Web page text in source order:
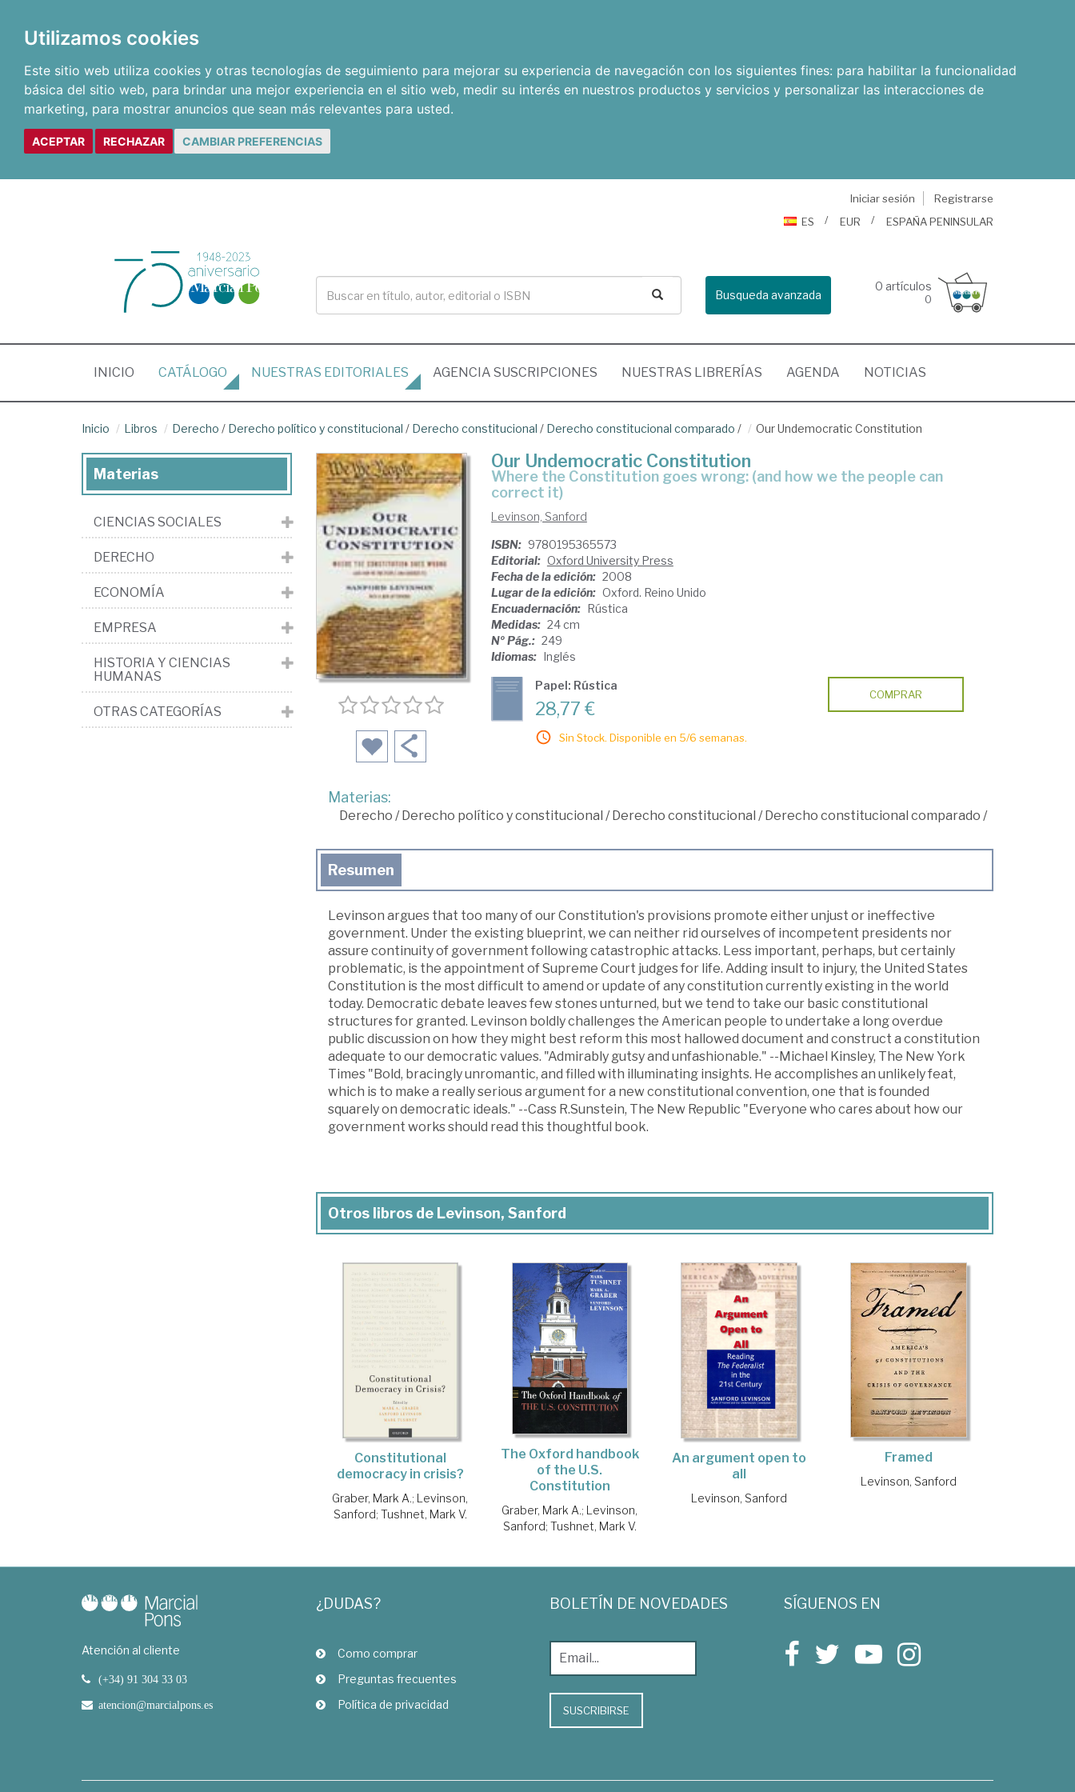
Utilizamos cookies
Este sitio web utiliza cookies y otras tecnologías de seguimiento para mejorar su experiencia de navegación con los siguientes fines: para habilitar la funcionalidad
básica del sitio web, para brindar una mejor experiencia en el sitio web, medir su interés en nuestros productos y servicios y personalizar las interacciones de
marketing, para mostrar anuncios que sean más relevantes para usted.
ACEPTAR RECHAZAR CAMBIAR PREFERENCIAS
Iniciar sesión
Registrarse
ES
EUR ESPAÑA PENINSULAR
Busqueda avanzada
0 artículos
0
INICIO (CURRENT)
CATÁLOGO NUESTRAS EDITORIALES AGENCIA SUSCRIPCIONES NUESTRAS LIBRERÍAS AGENDA NOTICIAS
Inicio Libros Derecho / Derecho político y constitucional / Derecho constitucional / Derecho constitucional comparado / Our Undemocratic Constitution
Our Undemocratic Constitution
where the Constitution goes wrong: (and how we the people can
correct it)
Levinson, Sanford
ISBN: 9780195365573
Editorial: Oxford University Press
Fecha de la edición: 2008
Lugar de la edición: Oxford. Reino Unido
Encuadernación: Rústica
Medidas: 24 cm
Nº Pág.: 249
Idiomas: Inglés
Papel: Rústica
28,77 €
Sin Stock. Disponible en 5/6 semanas.
COMPRAR
Materias:
Derecho /Derecho político y constitucional /Derecho constitucional /Derecho constitucional comparado /
Resumen
Levinson argues that too many of our Constitution's provisions promote either unjust or ineffective
government. Under the existing blueprint, we can neither rid ourselves of incompetent presidents nor
assure continuity of government following catastrophic attacks. Less important, perhaps, but certainly
problematic, is the appointment of Supreme Court judges for life. Adding insult to injury, the United States
Constitution is the most difficult to amend or update of any constitution currently existing in the world
today. Democratic debate leaves few stones unturned, but we tend to take our basic constitutional
structures for granted. Levinson boldly challenges the American people to undertake a long overdue
public discussion on how they might best reform this most hallowed document and construct a constitution
adequate to our democratic values. "Admirably gutsy and unfashionable." --Michael Kinsley, The New York
Times "Bold, bracingly unromantic, and filled with illuminating insights. He accomplishes an unlikely feat,
which is to make a really serious argument for a new constitutional convention, one that is founded
squarely on democratic ideals." --Cass R.Sunstein, The New Republic "Everyone who cares about how our
government works should read this thoughtful book.
Otros libros de Levinson, Sanford
Constitutional
democracy in crisis?
Graber, Mark A.; Levinson,
Sanford; Tushnet, Mark V.
The Oxford handbook
of the U.S.
Constitution
Graber, Mark A.; Levinson,
Sanford; Tushnet, Mark V.
An argument open to
all
Levinson, Sanford
Framed
Levinson, Sanford
Materias
CIENCIAS SOCIALES
DERECHO
ECONOMÍA
EMPRESA
HISTORIA Y CIENCIAS
HUMANAS
OTRAS CATEGORÍAS
Atención al cliente
(+34) 91 304 33 03
atencion@marcialpons.es
¿DUDAS?
Como comprar
Preguntas frecuentes
Política de privacidad
BOLETÍN DE NOVEDADES
SUSCRIBIRSE
SÍGUENOS EN